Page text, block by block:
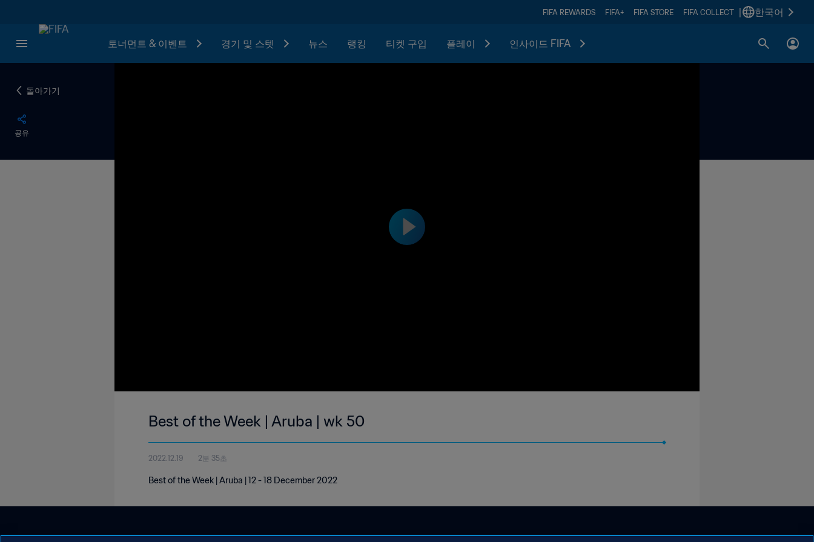
FIFA REWARDS FIFA+ FIFA STORE FIFA COLLECT 한국어
토너먼트 & 이벤트 경기 및 스텟 뉴스 랭킹 티켓 구입 플레이 인사이드 FIFA
돌아가기
공유
Best of the Week | Aruba | wk 50
2022.12.19 2분 35초
Best of the Week | Aruba | 12 - 18 December 2022